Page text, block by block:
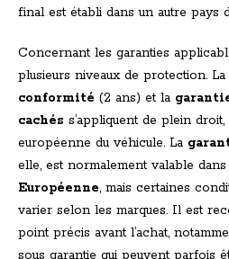
final est établi dans un autre pays
Concernant les garanties
plusieurs niveaux de protection. La
conformité (2 ans) et la
cachés s’appliquent de plein
européenne du véhicule. La
elle, est normalement valable dans
Européenne, mais certaines
varier selon les marques. Il est
point précis avant l’achat,
sous garantie qui peuvent parfois